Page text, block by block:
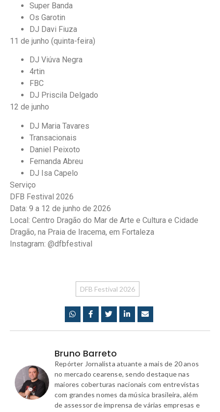
Super Banda
Os Garotin
DJ Davi Fiuza
11 de junho (quinta-feira)
DJ Viúva Negra
4rtin
FBC
DJ Priscila Delgado
12 de junho
DJ Maria Tavares
Transacionais
Daniel Peixoto
Fernanda Abreu
DJ Isa Capelo
Serviço
DFB Festival 2026
Data: 9 a 12 de junho de 2026
Local: Centro Dragão do Mar de Arte e Cultura e Cidade
Dragão, na Praia de Iracema, em Fortaleza
Instagram: @dfbfestival
DFB Festival 2026
Bruno Barreto
Repórter Jornalista atuante a mais de 20 anos
no mercado cearense, sendo destaque nas
maiores coberturas nacionais com entrevistas
com grandes nomes da música brasileira, além
de assessor de imprensa de várias empresas e